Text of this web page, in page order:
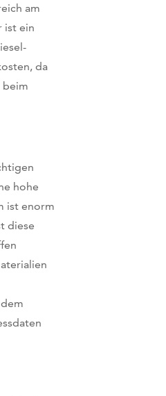
am
ist ein
da
beim
hohe
ist enorm
diese